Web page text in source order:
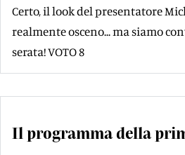
Certo, il look del presentatore
realmente osceno... ma siamo
serata! VOTO 8
Il programma della